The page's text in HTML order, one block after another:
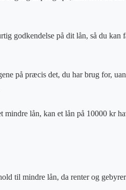
godkendelse på dit lån, så du kan
på præcis det, du har brug for,
lån, kan et lån på 10000 kr
til mindre lån, da renter og